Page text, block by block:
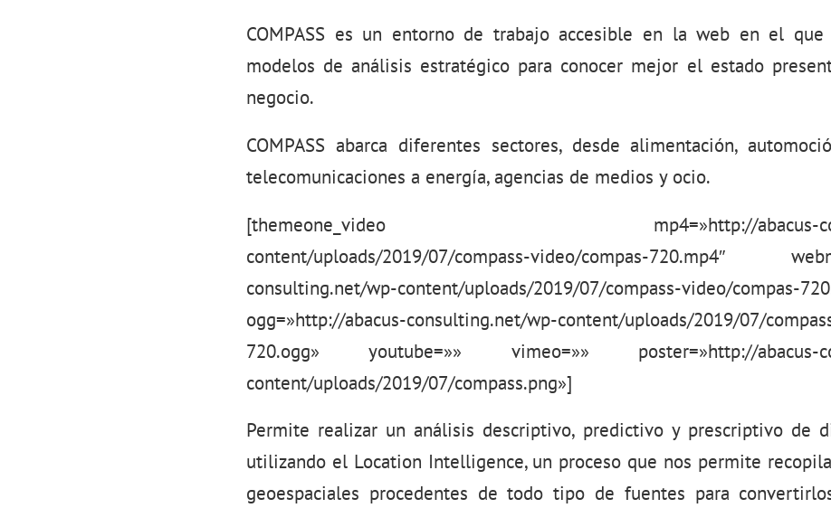
COMPASS es un entorno de trabajo accesible en la web en el que
modelos de análisis estratégico para conocer mejor el estado
negocio.
COMPASS abarca diferentes sectores, desde alimentación,
telecomunicaciones a energía, agencias de medios y ocio.
[themeone_video mp4=»http://abacus-
content/uploads/2019/07/compass-video/compas-720.mp4″
consulting.net/wp-content/uploads/2019/07/compass-video/compas-
ogg=»http://abacus-consulting.net/wp-content/uploads/2019/07/
720.ogg» youtube=»» vimeo=»» poster=»http://abacus-
content/uploads/2019/07/compass.png»]
Permite realizar un análisis descriptivo, predictivo y prescriptivo de
utilizando el Location Intelligence, un proceso que nos permite
geoespaciales procedentes de todo tipo de fuentes para